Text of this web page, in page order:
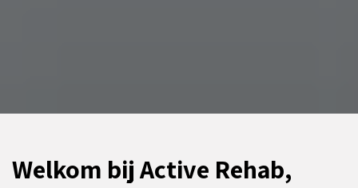
Welkom bij Active Rehab,